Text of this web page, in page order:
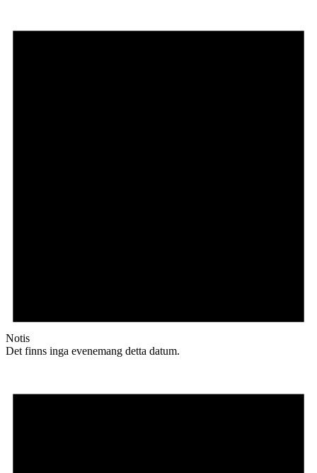
Notis
Det finns inga evenemang detta datum.